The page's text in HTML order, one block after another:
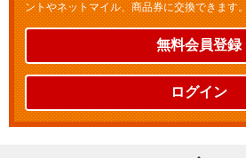
ントやネットマイル、商品券に交換できます
無料会員登録
ログイン